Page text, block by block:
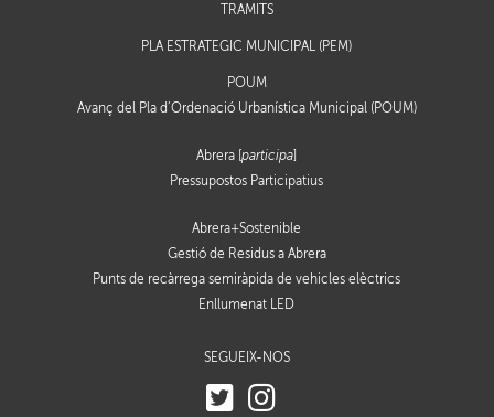
TRÀMITS
PLA ESTRATÈGIC MUNICIPAL (PEM)
POUM
Avanç del Pla d’Ordenació Urbanística Municipal (POUM)
Abrera [participa]
Pressupostos Participatius
Abrera+Sostenible
Gestió de Residus a Abrera
Punts de recàrrega semiràpida de vehicles elèctrics
Enllumenat LED
SEGUEIX-NOS